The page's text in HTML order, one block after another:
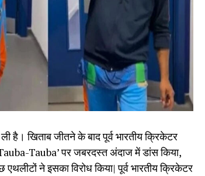
है। खिताब जीतने के बाद पूर्व भारतीय क्रिकेटर
Tauba’ पर जबरदस्त अंदाज में डांस किया,
ने इसका विरोध किया| पूर्व भारतीय क्रिकेटर